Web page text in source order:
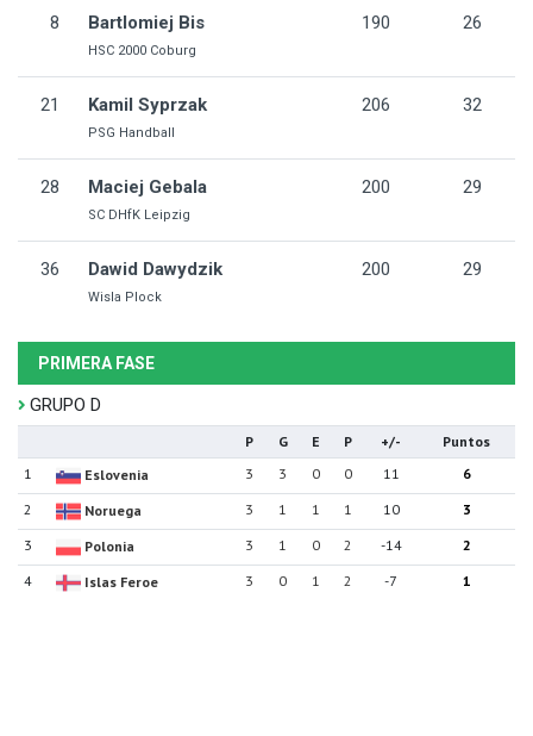
8 Bartlomiej Bis
HSC 2000 Coburg
190 26
21 Kamil Syprzak
PSG Handball
206 32
28 Maciej Gebala
SC DHfK Leipzig
200 29
36 Dawid Dawydzik
Wisla Plock
200 29
PRIMERA FASE
GRUPO D
P G E P +/-
Puntos
1
Eslovenia 3 3 0 0 11
6
2
Noruega 3 1 1 1 10
3
3
Polonia 3 1 0 2 -14
2
4
Islas Feroe 3 0 1 2 -7 1